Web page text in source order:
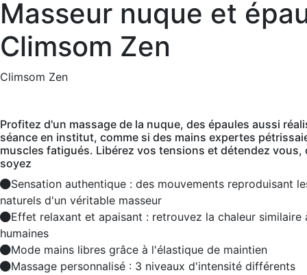
Masseur nuque et
Climsom Zen
Climsom Zen
Profitez d'un massage de la nuque, des épaules aussi
séance en institut, comme si des mains expertes
muscles fatigués. Libérez vos tensions et détendez vous,
soyez
Sensation authentique : des mouvements reproduisant
naturels d'un véritable masseur
Effet relaxant et apaisant : retrouvez la chaleur similaire
humaines
Mode mains libres grâce à l'élastique de maintien
Massage personnalisé : 3 niveaux d'intensité différents